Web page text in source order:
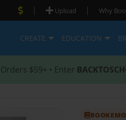
| Upload | Why
CREATE EDUCATION
$59+ • Enter